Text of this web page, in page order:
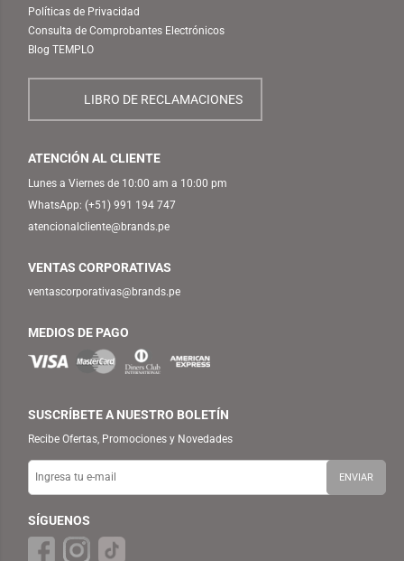
Políticas de Privacidad
Consulta de Comprobantes Electrónicos
Blog TEMPLO
LIBRO DE RECLAMACIONES
ATENCIÓN AL CLIENTE
Lunes a Viernes de 10:00 am a 10:00 pm
WhatsApp: (+51) 991 194 747
atencionalcliente@brands.pe
VENTAS CORPORATIVAS
ventascorporativas@brands.pe
MEDIOS DE PAGO
SUSCRÍBETE A NUESTRO BOLETÍN
Recibe Ofertas, Promociones y Novedades
SÍGUENOS